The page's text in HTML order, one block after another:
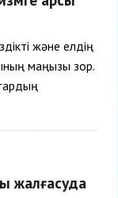
және елдің
маңызы зор.
жалғасуда